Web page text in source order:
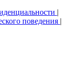
|
поведения |